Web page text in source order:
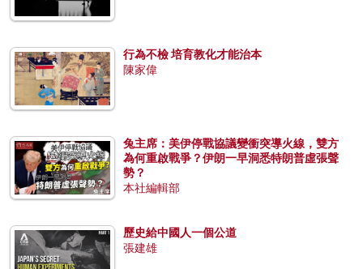
行為不檢 培育教化才能治本
陳家偉
兔主席：美伊停戰協議變衝突導火線，雙方
為何重啟戰爭？伊朗一早洞悉特朗普虛張聲
勢？
本社編輯部
歷史給中國人一個公道
張建雄